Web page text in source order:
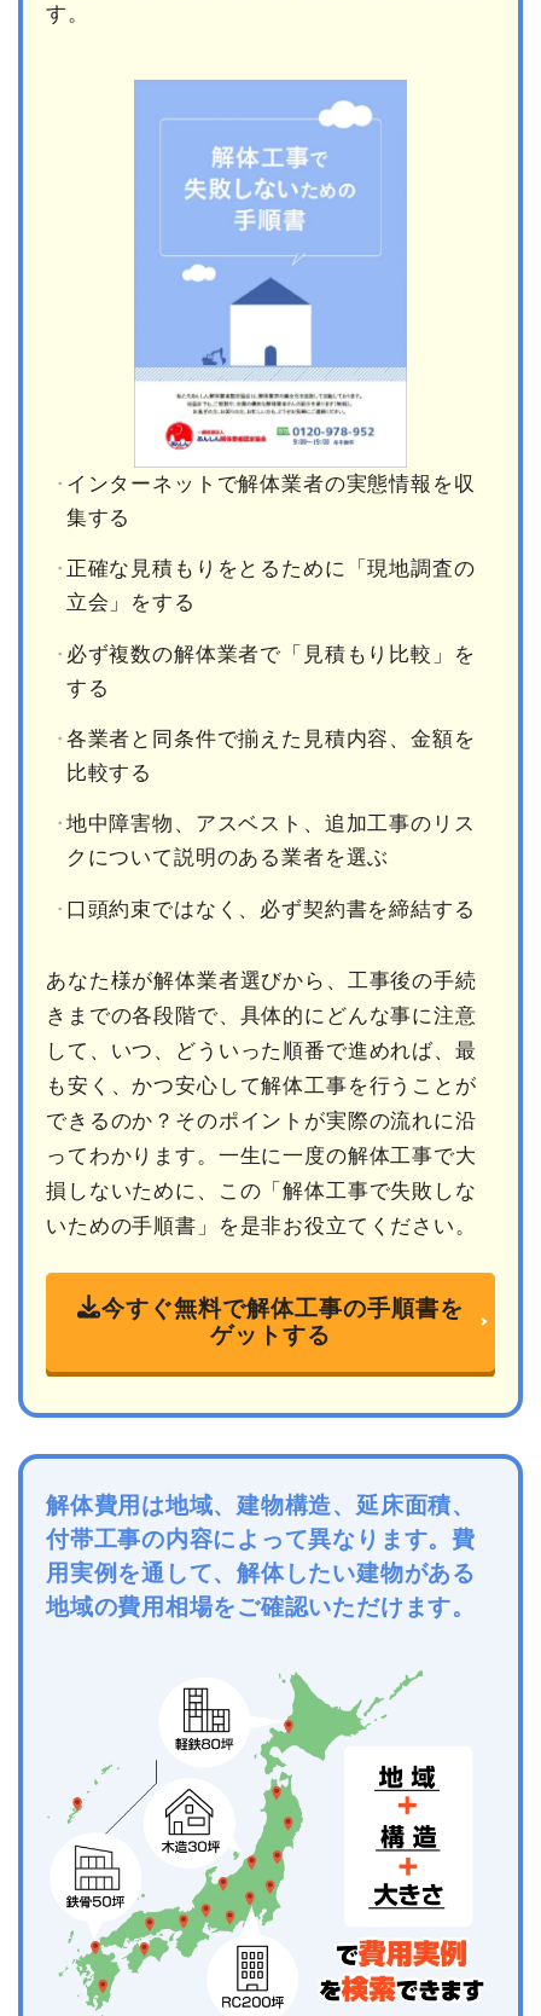
す。
インターネットで解体業者の実態情報を収
集する
正確な見積もりをとるために「現地調査の
立会」をする
必ず複数の解体業者で「見積もり比較」を
する
各業者と同条件で揃えた見積内容、金額を
比較する
地中障害物、アスベスト、追加工事のリス
クについて説明のある業者を選ぶ
口頭約束ではなく、必ず契約書を締結する
あなた様が解体業者選びから、工事後の手続
きまでの各段階で、具体的にどんな事に注意
して、いつ、どういった順番で進めれば、最
も安く、かつ安心して解体工事を行うことが
できるのか？そのポイントが実際の流れに沿
ってわかります。一生に一度の解体工事で大
損しないために、この「解体工事で失敗しな
いための手順書」を是非お役立てください。
今すぐ無料で解体工事の手順書を
ゲットする
解体費用は地域、建物構造、延床面積、
付帯工事の内容によって異なります。費
用実例を通して、解体したい建物がある
地域の費用相場をご確認いただけます。